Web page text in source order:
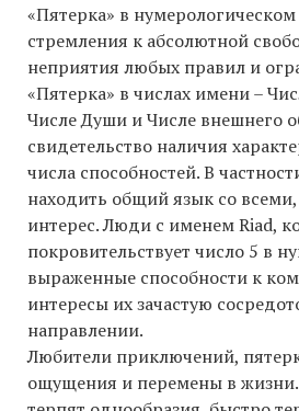
«Пятерка» в
стремления к абсолютной
неприятия любых правил и
«Пятерка» в числах имени –
Числе Души и Числе внешнего
свидетельство наличия
числа способностей. В
находить общий язык со всеми,
интерес. Люди с именем Riad,
покровительствует число 5 в
выраженные способности к
интересы их зачастую
направлении.
Любители приключений,
ощущения и перемены в